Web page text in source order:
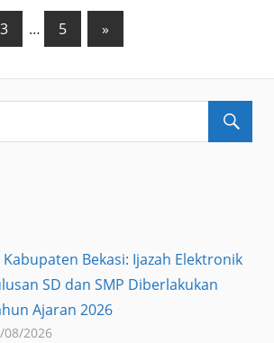
3 … 5
Next
Posts
»
Kabupaten Bekasi: Ijazah Elektronik
SD dan SMP Diberlakukan
Ajaran 2026
08/2026